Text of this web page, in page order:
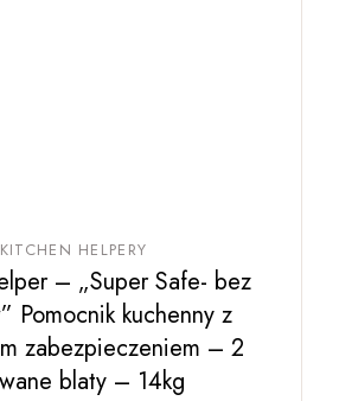
KITCHEN HELPERY
– „Super Safe- bez
Pomocnik kuchenny z
zabezpieczeniem – 2
blaty – 14kg